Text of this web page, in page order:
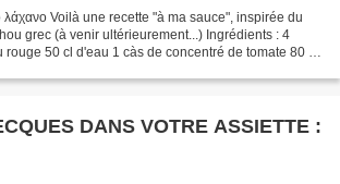
λάχανο Voilà une recette "à ma sauce", inspirée du
grec (à venir ultérieurement...) Ingrédients : 4
50 cl d'eau 1 càs de concentré de tomate 80 g
DANS VOTRE ASSIETTE :